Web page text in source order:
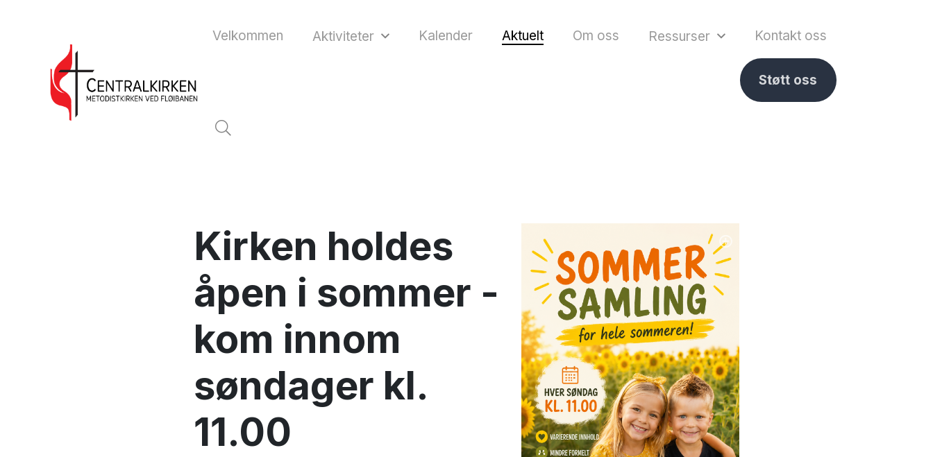
Velkommen Aktiviteter Kalender Aktuelt Om oss Ressurser Kontakt oss
Støtt oss
Kirken holdes
åpen i sommer -
kom innom
søndager kl.
11.00